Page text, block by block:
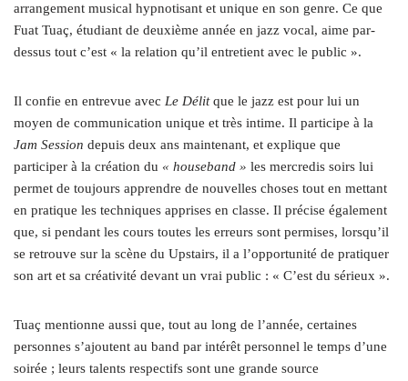
arrangement musical hypnotisant et unique en son genre. Ce que
Fuat Tuaç, étudiant de deuxième année en jazz vocal, aime par-
dessus tout c’est « la relation qu’il entretient avec le public ».
Il confie en entrevue avec Le Délitque le jazz est pour lui un
moyen de communication unique et très intime. Il participe à la
Jam Session depuis deux ans maintenant, et explique que
participer à la création du « houseband » les mercredis soirs lui
permet de toujours apprendre de nouvelles choses tout en mettant
en pratique les techniques apprises en classe. Il précise également
que, si pendant les cours toutes les erreurs sont permises, lorsqu’il
se retrouve sur la scène du Upstairs, il a l’opportunité de pratiquer
son art et sa créativité devant un vrai public : « C’est du sérieux ».
Tuaç mentionne aussi que, tout au long de l’année, certaines
personnes s’ajoutent au band par intérêt personnel le temps d’une
soirée ; leurs talents respectifs sont une grande source